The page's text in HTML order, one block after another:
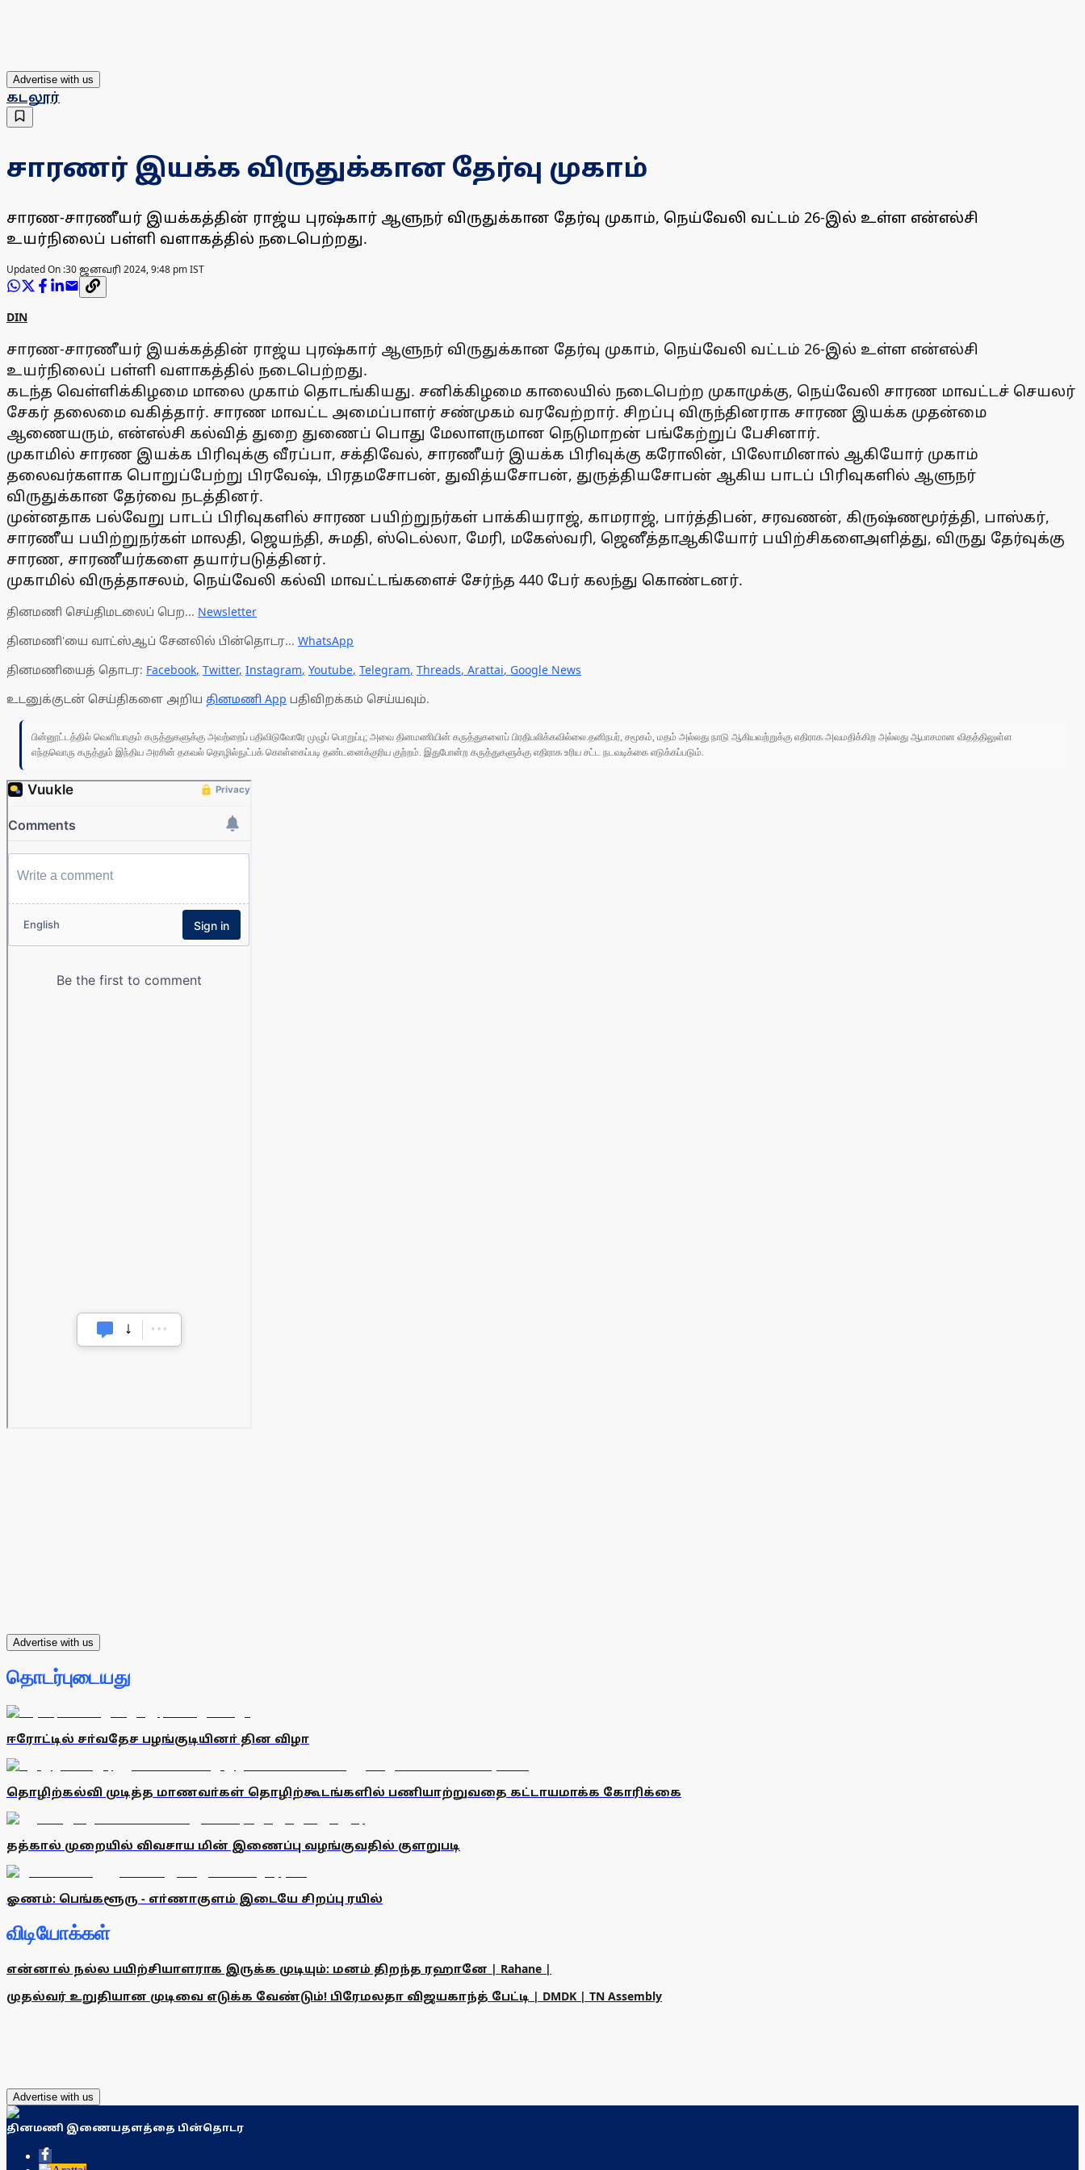
Advertise with us
கடலூர்
சாரணர் இயக்க விருதுக்கான தேர்வு முகாம்
சாரண-சாரணீயர் இயக்கத்தின் ராஜ்ய புரஷ்கார் ஆளுநர் விருதுக்கான தேர்வு முகாம், நெய்வேலி வட்டம் 26-இல் உள்ள என்எல்சி
உயர்நிலைப் பள்ளி வளாகத்தில் நடைபெற்றது.
Updated On :30 ஜனவரி 2024, 9:48 pm IST
DIN
சாரண-சாரணீயர் இயக்கத்தின் ராஜ்ய புரஷ்கார் ஆளுநர் விருதுக்கான தேர்வு முகாம், நெய்வேலி வட்டம் 26-இல் உள்ள என்எல்சி
உயர்நிலைப் பள்ளி வளாகத்தில் நடைபெற்றது.
கடந்த வெள்ளிக்கிழமை மாலை முகாம் தொடங்கியது. சனிக்கிழமை காலையில் நடைபெற்ற முகாமுக்கு, நெய்வேலி சாரண மாவட்டச் செயலர்
சேகர் தலைமை வகித்தார். சாரண மாவட்ட அமைப்பாளர் சண்முகம் வரவேற்றார். சிறப்பு விருந்தினராக சாரண இயக்க முதன்மை
ஆணையரும், என்எல்சி கல்வித் துறை துணைப் பொது மேலாளருமான நெடுமாறன் பங்கேற்றுப் பேசினார்.
முகாமில் சாரண இயக்க பிரிவுக்கு வீரப்பா, சக்திவேல், சாரணீயர் இயக்க பிரிவுக்கு கரோலின், பிலோமினால் ஆகியோர் முகாம்
தலைவர்களாக பொறுப்பேற்று பிரவேஷ், பிரதமசோபன், துவித்யசோபன், துருத்தியசோபன் ஆகிய பாடப் பிரிவுகளில் ஆளுநர்
விருதுக்கான தேர்வை நடத்தினர்.
முன்னதாக பல்வேறு பாடப் பிரிவுகளில் சாரண பயிற்றுநர்கள் பாக்கியராஜ், காமராஜ், பார்த்திபன், சரவணன், கிருஷ்ணமூர்த்தி, பாஸ்கர்,
சாரணீய பயிற்றுநர்கள் மாலதி, ஜெயந்தி, சுமதி, ஸ்டெல்லா, மேரி, மகேஸ்வரி, ஜெனீத்தாஆகியோர் பயிற்சிகளைஅளித்து, விருது தேர்வுக்கு
சாரண, சாரணீயர்களை தயார்படுத்தினர்.
முகாமில் விருத்தாசலம், நெய்வேலி கல்வி மாவட்டங்களைச் சேர்ந்த 440 பேர் கலந்து கொண்டனர்.
தினமணி செய்திமடலைப் பெற... Newsletter
தினமணி'யை வாட்ஸ்ஆப் சேனலில் பின்தொடர... WhatsApp
தினமணியைத் தொடர: Facebook, Twitter, Instagram, Youtube, Telegram, Threads, Arattai, Google News
உடனுக்குடன் செய்திகளை அறிய தினமணி App பதிவிறக்கம் செய்யவும்.
பின்னூட்டத்தில் வெளியாகும் கருத்துகளுக்கு அவற்றைப் பதிவிடுவோரே முழுப் பொறுப்பு; அவை தினமணியின் கருத்துகளைப் பிரதிபலிக்கவில்லை.தனிநபர், சமூகம், மதம் அல்லது நாடு ஆகியவற்றுக்கு எதிராக அவமதிக்கிற அல்லது ஆபாசமான விதத்திலுள்ள
எந்தவொரு கருத்தும் இந்திய அரசின் தகவல் தொழில்நுட்பக் கொள்கைப்படி தண்டனைக்குரிய குற்றம். இதுபோன்ற கருத்துகளுக்கு எதிராக உரிய சட்ட நடவடிக்கை எடுக்கப்படும்.
Advertise with us
தொடர்புடையது
ஈரோட்டில் சா்வதேச பழங்குடியினா் தின விழா
தொழிற்கல்வி முடித்த மாணவா்கள் தொழிற்கூடங்களில் பணியாற்றுவதை கட்டாயமாக்க கோரிக்கை
தத்கால் முறையில் விவசாய மின் இணைப்பு வழங்குவதில் குளறுபடி
ஓணம்: பெங்களூரு - எா்ணாகுளம் இடையே சிறப்பு ரயில்
விடியோக்கள்
என்னால் நல்ல பயிற்சியாளராக இருக்க முடியும்: மனம் திறந்த ரஹானே | Rahane |
முதல்வர் உறுதியான முடிவை எடுக்க வேண்டும்! பிரேமலதா விஜயகாந்த் பேட்டி | DMDK | TN Assembly
Advertise with us
தினமணி இணையதளத்தை பின்தொடர